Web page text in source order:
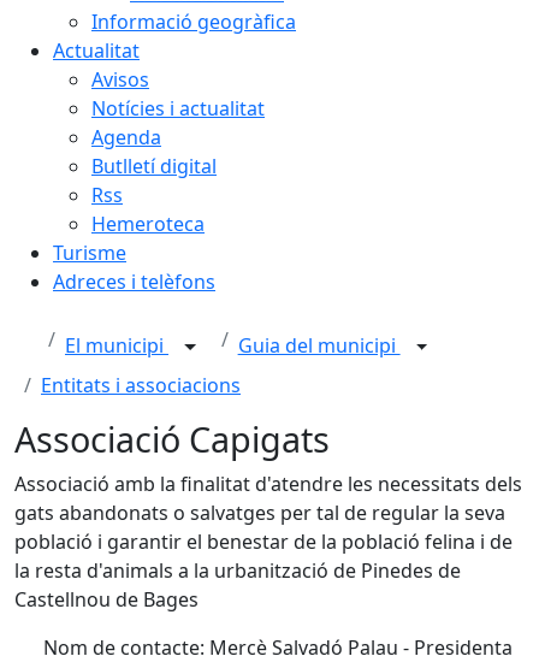
Informació geogràfica
Actualitat
Avisos
Notícies i actualitat
Agenda
Butlletí digital
Rss
Hemeroteca
Turisme
Adreces i telèfons
El municipi
Guia del municipi
Entitats i associacions
Associació Capigats
Associació amb la finalitat d'atendre les necessitats dels
gats abandonats o salvatges per tal de regular la seva
població i garantir el benestar de la població felina i de
la resta d'animals a la urbanització de Pinedes de
Castellnou de Bages
Nom de contacte: Mercè Salvadó Palau - Presidenta